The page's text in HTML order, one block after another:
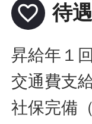
favorite_border 待
昇給年１回
交通費支
社保完備